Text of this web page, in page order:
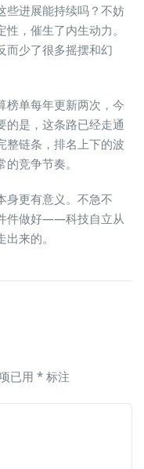
些进展能持续吗？不妨
，催生了内生动力。
而少了很多摇摆和幻
榜单每年更新两次，今
的是，这条路已经走通
整链条，排名上下的波
竞争节奏。
身更有意义。不急不
件做好——科技自立从
来的。
已用 * 标注